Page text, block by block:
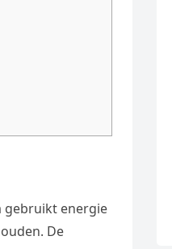
gebruikt energie
De